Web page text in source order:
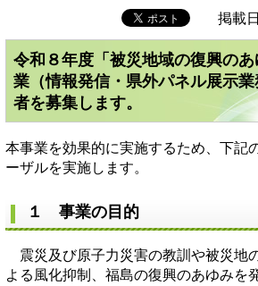
掲載
令和８年度「被災地域の復興の
業（情報発信・県外パネル展示
者を募集します。
本事業を効果的に実施するため、下記
ーザルを実施します。
１ 事業の目的
震災及び原子力災害の教訓や被災地
よる風化抑制、福島の復興のあゆみを